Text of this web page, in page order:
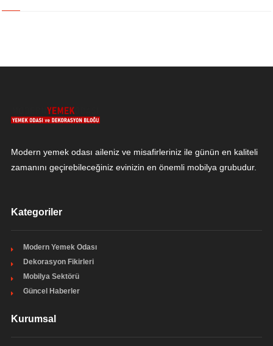
Modern yemek odası aileniz ve misafirleriniz ile günün en kaliteli
zamanını geçirebileceğiniz evinizin en önemli mobilya grubudur.
Kategoriler
Modern Yemek Odası
Dekorasyon Fikirleri
Mobilya Sektörü
Güncel Haberler
Kurumsal